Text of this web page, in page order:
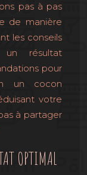
pas à pas
de manière
les conseils
un résultat
pour
un cocon
votre
à partager
OPTIMAL